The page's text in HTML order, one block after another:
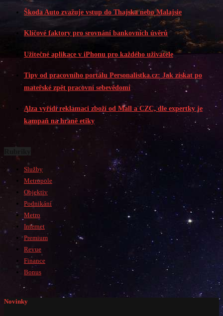
Škoda Auto zvažuje vstup do Thajska nebo Malajsie
Klíčové faktory pro srovnání bankovních úvěrů
Užitečné aplikace v iPhonu pro každého uživatele
Tipy od pracovního portálu Personalistka.cz: Jak získat po
mateřské zpět pracovní sebevědomí
Alza vyřídí reklamaci zboží od Mall a CZC, dle expertky je
kampaň na hraně etiky
Služby
Metropole
Objektiv
Podnikání
Metro
Internet
Premium
Revue
Finance
Bonus
Novinky